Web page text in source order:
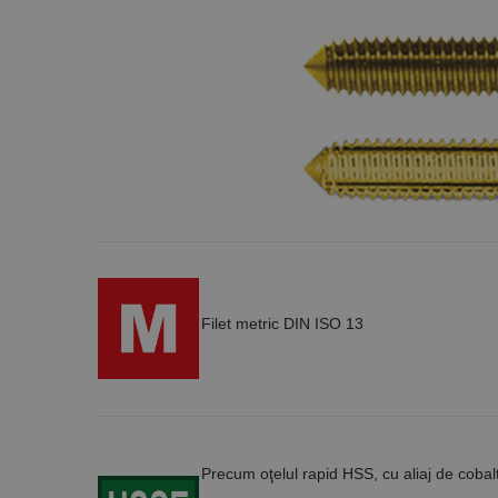
Filet metric DIN ISO 13
Precum oţelul rapid HSS, cu aliaj de